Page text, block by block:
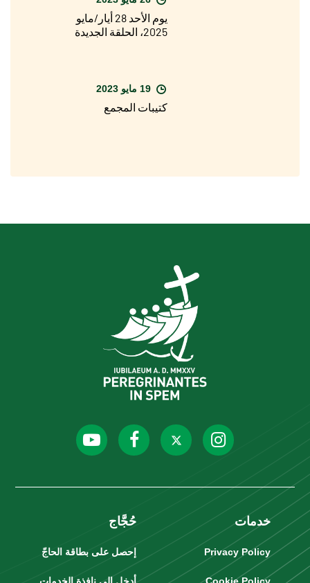
يوم الأحد 28 أيار/مايو
2025، الحلقة الجديدة
كتيبات المجمع
خدمات
Privacy Policy
حُجَّاج
إحصل على بطاقة الحاجّ